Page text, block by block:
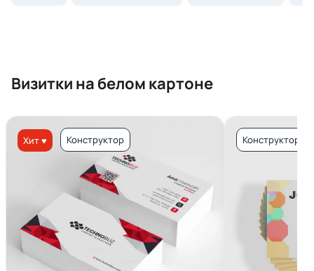
Визитки на белом картоне
Хит ♥ Конструктор Конструктор